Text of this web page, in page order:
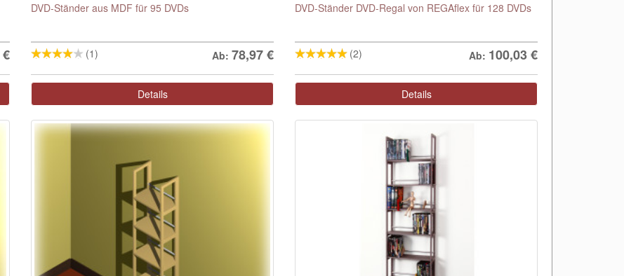
€
DVD-Ständer aus MDF für 95 DVDs
(1) Ab: 78,97€
Details
DVD-Ständer DVD-Regal von REGAflex für 128 DVDs
(2) Ab: 100,03€
Details